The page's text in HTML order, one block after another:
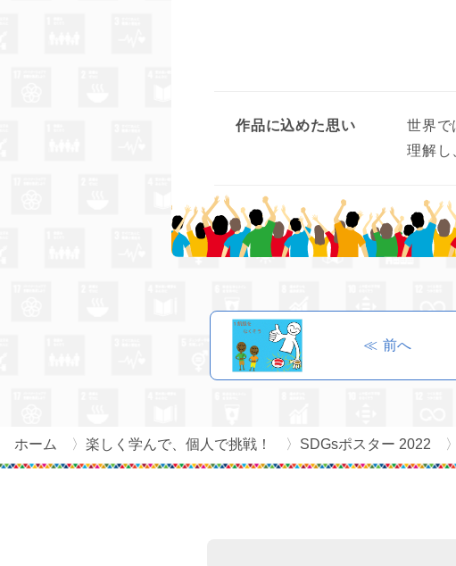
作品に込めた思い
世界で
理解し
≪ 前へ
ホーム 楽しく学んで、個人で挑戦！ SDGsポスター 2022